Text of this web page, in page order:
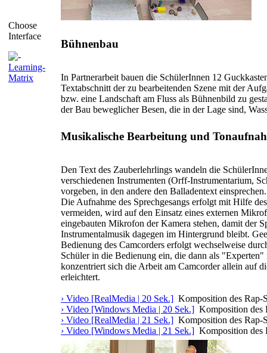
Choose
Interface
Learning-
Matrix
Bühnenbau
In Partnerarbeit bauen die SchülerInnen 12
Textabschnitt der zu bearbeitenden Szene mit der
bzw. eine Landschaft am Fluss als Bühnenbild zu
der Bau beweglicher Besen, die in der Lage sind,
Musikalische Bearbeitung und
Den Text des Zauberlehrlings wandeln die
verschiedenen Instrumenten (Orff-Instrumentarium,
vorgeben, in den andere den Balladentext einsprechen.
Die Aufnahme des Sprechgesangs erfolgt mit Hilfe
vermeiden, wird auf den Einsatz eines externen
eingebauten Mikrofon der Kamera stehen, damit der
Instrumentalmusik dagegen im Hintergrund bleibt.
Bedienung des Camcorders erfolgt wechselweise
Schüler in die Bedienung ein, die dann als
konzentriert sich die Arbeit am Camcorder allein auf
erleichtert.
› Video [RealMedia | 20 Sek.] Komposition des Rap-
› Video [Windows Media | 20 Sek.] Komposition des
› Video [RealMedia | 21 Sek.] Komposition des Rap-
› Video [Windows Media | 21 Sek.] Komposition des